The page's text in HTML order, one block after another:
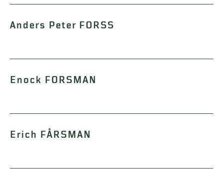
Anders Peter FORSS
Enock FORSMAN
Erich FÅRSMAN